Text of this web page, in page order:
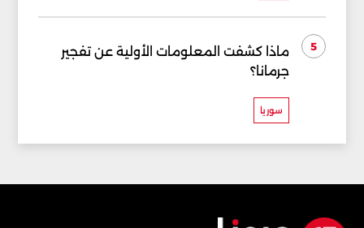
5
ماذا كشفت المعلومات الأولية عن تفجير
جرمانا؟
سوريا